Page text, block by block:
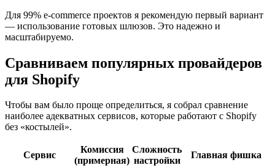
Для 99% e-commerce проектов я рекомендую первый вариант
— использование готовых шлюзов. Это надежно и
масштабируемо.
Сравниваем популярных провайдеров
для Shopify
Чтобы вам было проще определиться, я собрал сравнение
наиболее адекватных сервисов, которые работают с Shopify
без «костылей».
Сервис
Комиссия
(примерная)
Сложность
настройки
Главная фишка